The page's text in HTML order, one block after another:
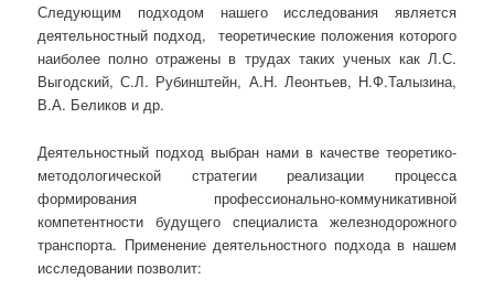
Следующим подходом нашего исследования является
деятельностный подход, теоретические положения которого
наиболее полно отражены в трудах таких ученых как Л.С.
Выгодский, С.Л. Рубинштейн, А.Н. Леонтьев, Н.Ф.Талызина,
В.А. Беликов и др.
Деятельностный подход выбран нами в качестве теоретико-
методологической стратегии реализации процесса
формирования профессионально-коммуникативной
компетентности будущего специалиста железнодорожного
транспорта. Применение деятельностного подхода в нашем
исследовании позволит: